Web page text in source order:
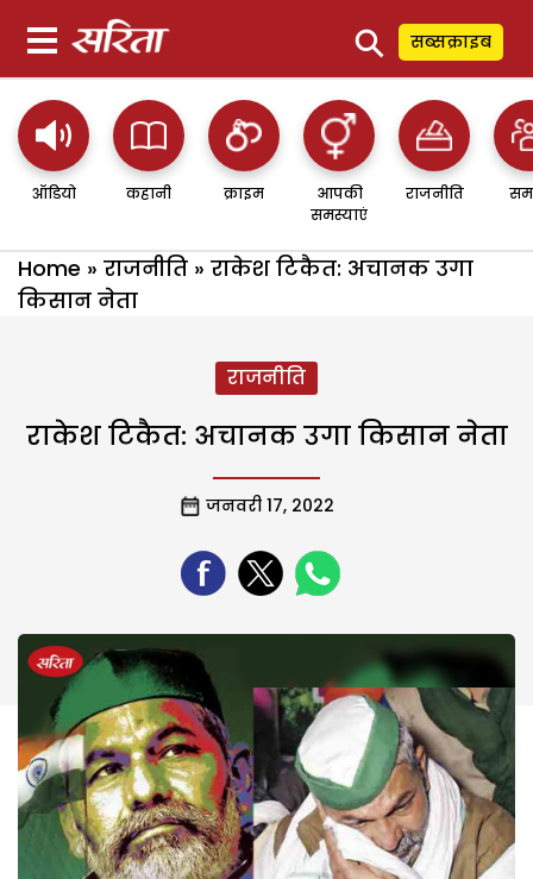
⚲ सब्सक्राइब
ऑडियो कहानी क्राइम
आपकी
समस्याएं
राजनीति
Home » राजनीति » राकेश टिकैत: अचानक उगा
किसान नेता
राजनीति
राकेश टिकैत: अचानक उगा किसान नेता
जनवरी 17, 2022